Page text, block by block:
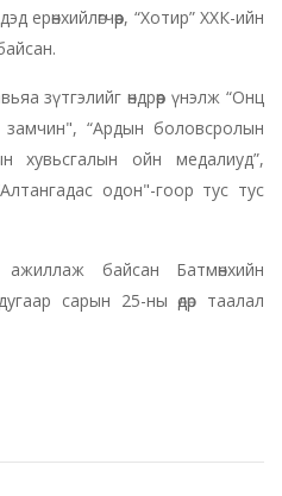
ерөнхийлөгчөөр, “Хотир” ХХК-ийн
зүтгэлийг өндрөөр үнэлж “Онц
замчин", “Ардын боловсролын
хувьсгалын ойн медалиуд”,
одон"-гоор тус тус
байсан Батмөнхийн
сарын 25-ны өдөр таалал